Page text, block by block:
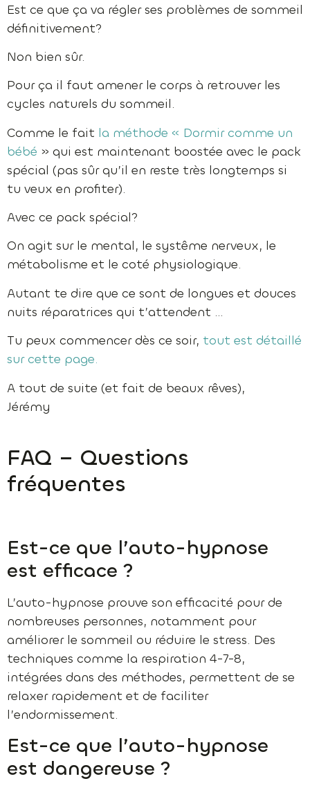
Est ce que ça va régler ses problèmes de sommeil
définitivement?
Non bien sûr.
Pour ça il faut amener le corps à retrouver les
cycles naturels du sommeil.
Comme le fait la méthode « Dormir comme un
bébé » qui est maintenant boostée avec le pack
spécial (pas sûr qu’il en reste très longtemps si
tu veux en profiter).
Avec ce pack spécial?
On agit sur le mental, le systême nerveux, le
métabolisme et le coté physiologique.
Autant te dire que ce sont de longues et douces
nuits réparatrices qui t’attendent …
Tu peux commencer dès ce soir, tout est détaillé
sur cette page.
A tout de suite (et fait de beaux rêves),
Jérémy
FAQ – Questions
fréquentes
Est-ce que l’auto-hypnose
est efficace ?
L’auto-hypnose prouve son efficacité pour de
nombreuses personnes, notamment pour
améliorer le sommeil ou réduire le stress. Des
techniques comme la respiration 4-7-8,
intégrées dans des méthodes, permettent de se
relaxer rapidement et de faciliter
l’endormissement.
Est-ce que l’auto-hypnose
est dangereuse ?